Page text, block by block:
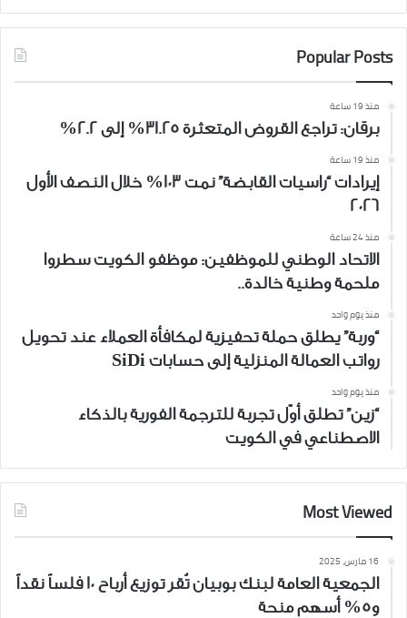
Popular Posts
منذ 19 ساعة
برقان: تراجع القروض المتعثرة 31.25% إلى 2.2%
منذ 19 ساعة
إيرادات “راسيات القابضة” نمت 103% خلال النصف الأول
2026
منذ 24 ساعة
الاتحاد الوطني للموظفين: موظفو الكويت سطروا
ملحمة وطنية خالدة..
منذ يوم واحد
“وربة” يطلق حملة تحفيزية لمكافأة العملاء عند تحويل
رواتب العمالة المنزلية إلى حسابات SiDi
منذ يوم واحد
“زين” تطلق أوّل تجربة للترجمة الفورية بالذكاء
الاصطناعي في الكويت
Most Viewed
16 مارس، 2025
الجمعية العامة لبنك بوبيان تُقر توزيع أرباح 10 فلساً نقداً
و5% أسهم منحة